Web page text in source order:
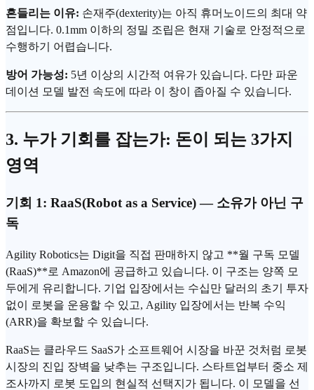
흔들리는 이유: 손재주(dexterity)는 아직 휴머노이드의 최대 약
점입니다. 0.1mm 이하의 정밀 조립은 현재 기술로 안정적으로
수행하기 어렵습니다.
방어 가능성: 5년 이상의 시간적 여유가 있습니다. 다만 파운
데이션 모델 발전 속도에 따라 이 창이 좁아질 수 있습니다.
3. 누가 기회를 잡는가: 돈이 되는 3가지
영역
기회 1: RaaS(Robot as a Service) — 소유가 아닌 구
독
Agility Robotics는 Digit을 직접 판매하지 않고 **월 구독 모델
(RaaS)**로 Amazon에 공급하고 있습니다. 이 구조는 양쪽 모
두에게 유리합니다. 기업 입장에서는 수십만 달러의 초기 투자
없이 로봇을 운용할 수 있고, Agility 입장에서는 반복 수익
(ARR)을 확보할 수 있습니다.
RaaS는 클라우드 SaaS가 소프트웨어 시장을 바꾼 것처럼 로봇
시장의 진입 장벽을 낮추는 구조입니다. 스타트업부터 중소 제
조사까지 로봇 도입의 현실적 선택지가 됩니다. 이 모델을 선